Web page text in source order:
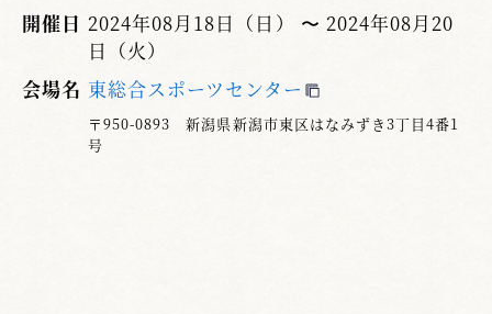
開催日 2024年08月18日（日） 〜 2024年08月20
日（火）
会場名 東総合スポーツセンター
〒950-0893 新潟県新潟市東区はなみずき3丁目4番1
号